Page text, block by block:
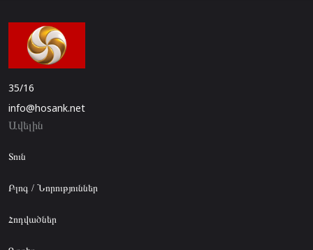
35/16
info@hosank.net
Ավելին
Տուն
Բլոգ / Նորություններ
Հոդվածներ